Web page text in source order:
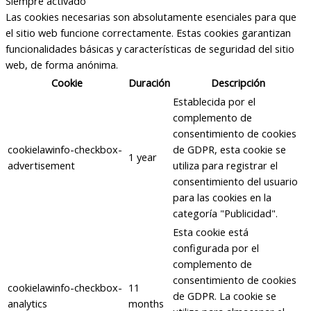
Las cookies necesarias son absolutamente esenciales para que
el sitio web funcione correctamente. Estas cookies garantizan
funcionalidades básicas y características de seguridad del sitio
web, de forma anónima.
Cookie
Duración Descripción
cookielawinfo-checkbox-
advertisement
1 year
Establecida por el
complemento de
consentimiento de cookies
de GDPR, esta cookie se
utiliza para registrar el
consentimiento del usuario
para las cookies en la
categoría "Publicidad".
cookielawinfo-checkbox-
analytics
11
months
Esta cookie está
configurada por el
complemento de
consentimiento de cookies
de GDPR. La cookie se